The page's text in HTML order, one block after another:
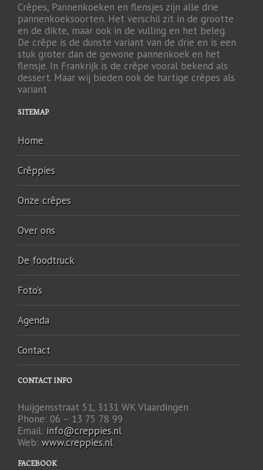
Crêpes, Pannenkoeken en flensjes zijn alle drie
pannenkoeksoorten. Het verschil zit in de grootte
en de dikte, maar ook in de vulling en het beleg.
De crêpe is de dunste variant van de drie en is een
stuk groter dan de gewone pannenkoek en het
flensje. In Frankrijk is de crêpe vooral bekend als
dessert. Maar wij bieden ook de hartige crêpes als
variant
SITEMAP
Home
Crêppies
Onze crêpes
Over ons
De foodtruck
Foto’s
Agenda
Contact
CONTACT INFO
Huijgensstraat 51, 3131 WK Vlaardingen
Phone: 06 – 13 75 78 99
Email: info@creppies.nl
Web: www.creppies.nl
FACEBOOK